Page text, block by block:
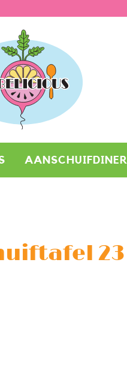
AANSCHUIFDINER
23